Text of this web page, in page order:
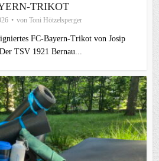
TRIKOT
von Toni Hötzelsperger
FC‑Bayern‑Trikot von Josip
TSV 1921 Bernau...